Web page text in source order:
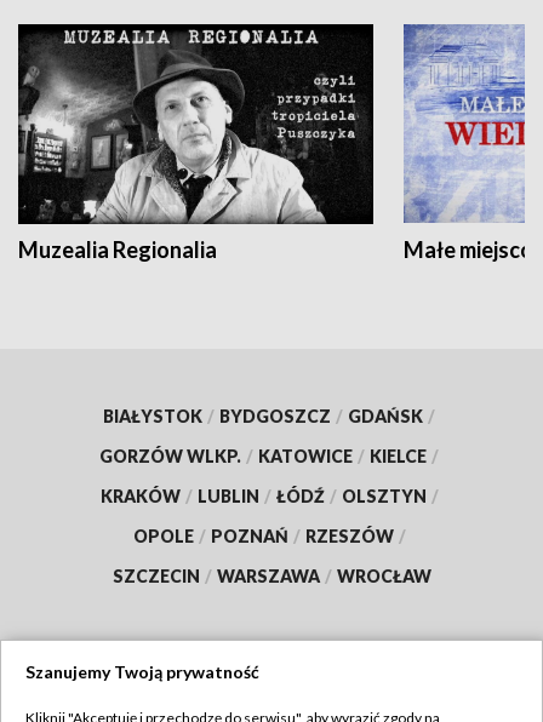
Muzealia Regionalia Małe
BIAŁYSTOK / BYDGOSZCZ / GDAŃSK /
GORZÓW WLKP. / KATOWICE / KIELCE /
KRAKÓW / LUBLIN / ŁÓDŹ / OLSZTYN /
OPOLE / POZNAŃ / RZESZÓW /
SZCZECIN / WARSZAWA / WROCŁAW
Szanujemy Twoją prywatność
Kliknij "Akceptuję i przechodzę do serwisu", aby wyrazić zgody na